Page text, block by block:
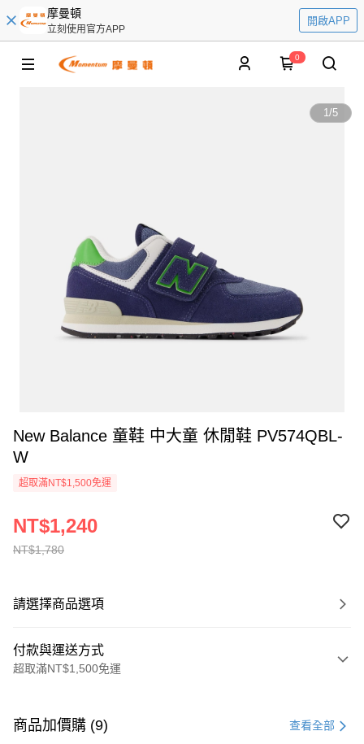
摩曼頓
立刻使用官方APP
開啟APP
0
1/5
New Balance 童鞋 中大童 休閒鞋 PV574QBL-
W
超取滿NT$1,500免運
NT$1,780
NT$1,240
請選擇商品選項
付款與運送方式
超取滿NT$1,500免運
信用卡一次付款
商品加價購 (9) 查看全部